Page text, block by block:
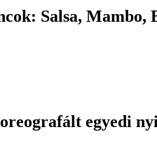
Salsa, Mambo,
egyedi